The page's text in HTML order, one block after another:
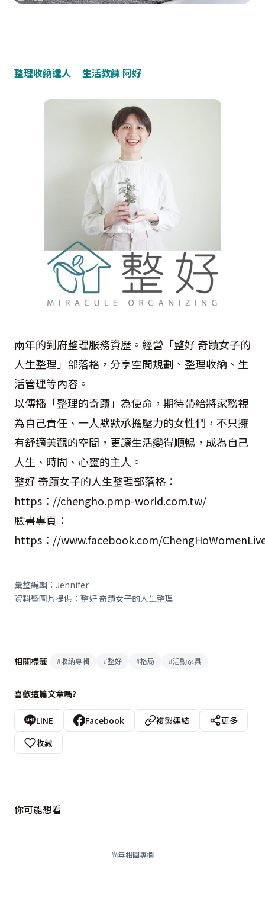
整理收納達人─ 生活教練 阿好
兩年的到府整理服務資歷。經營「整好 奇蹟女子的
人生整理」部落格，分享空間規劃、整理收納、生
活管理等內容。
以傳播「整理的奇蹟」為使命，期待帶給將家務視
為自己責任、一人默默承擔壓力的女性們，不只擁
有舒適美觀的空間，更讓生活變得順暢，成為自己
人生、時間、心靈的主人。
整好 奇蹟女子的人生整理部落格：
https：//chengho.pmp-world.com.tw/
臉書專頁：
https：//www.facebook.com/
彙整編輯：Jennifer
資料暨圖片提供：整好 奇蹟女子的人生整理
相關標籤 #收納專輯 #整好 #格局 #活動家具
喜歡這篇文章嗎?
LINE Facebook 複製連結
更多
收藏
你可能想看
尚無相關專欄